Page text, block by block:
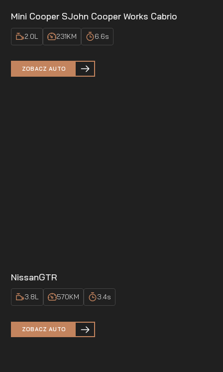
Mini Cooper SJohn Cooper Works Cabrio
2.0L 231KM 6.6s
ZOBACZ AUTO
NissanGTR
3.8L 570KM 3.4s
ZOBACZ AUTO